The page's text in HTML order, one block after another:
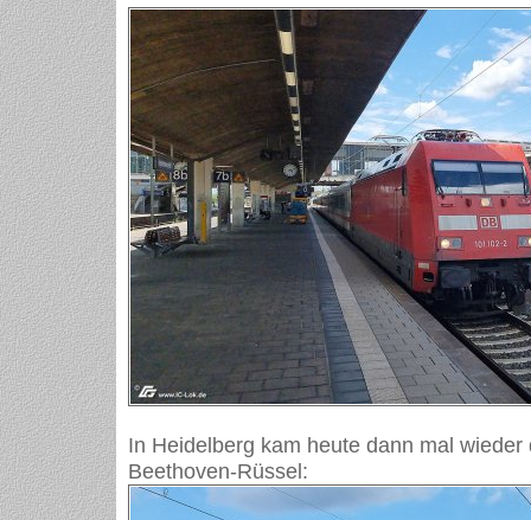
In Heidelberg kam heute dann mal
Beethoven-Rüssel: